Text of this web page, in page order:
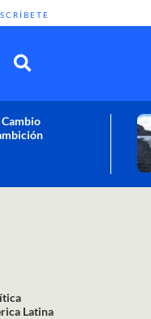
sus efectos
Latina